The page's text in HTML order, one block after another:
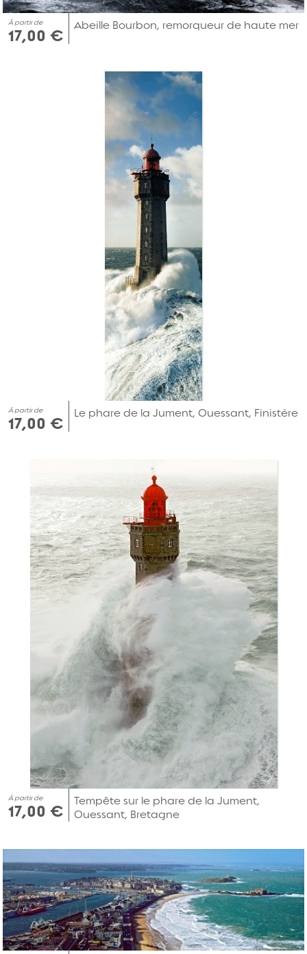
À partir de
17,00 €
Abeille Bourbon, remorqueur de haute mer
À partir de
17,00 €
Le phare de la Jument, Ouessant, Finistère
À partir de
17,00 €
Tempête sur le phare de la Jument,
Ouessant, Bretagne